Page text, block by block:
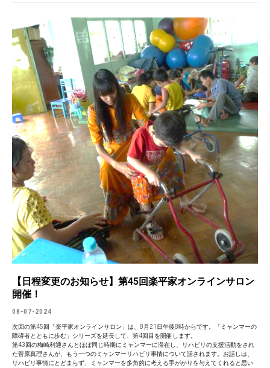
【日程変更のお知らせ】第45回楽平家オンラインサロン
開催！
08-07-2024
次回の第45回「楽平家オンラインサロン」は、8月21日午後8時からです。「ミャンマーの
障碍者とともに歩む」シリーズを延長して、第4回目を開催します。
第43回の梅崎利通さんとほぼ同じ時期にミャンマーに滞在し、リハビリの支援活動をされ
た菅原真理さんが、もう一つのミャンマーリハビリ事情について話されます。お話しは、
リハビリ事情にとどまらず、ミャンマーを多角的に考える手がかりを与えてくれると思い